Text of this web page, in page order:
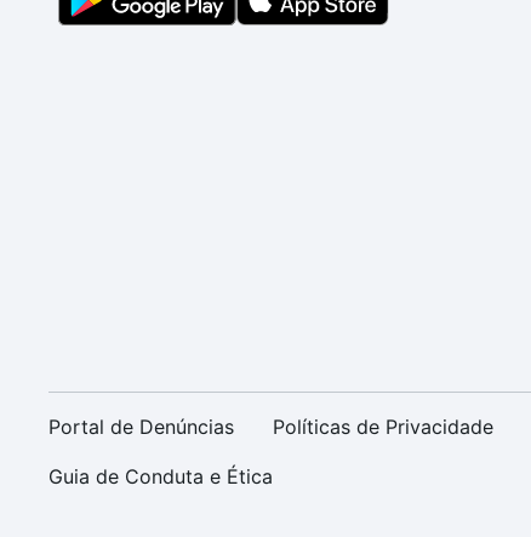
Portal de Denúncias Políticas de Privacidade
Guia de Conduta e Ética